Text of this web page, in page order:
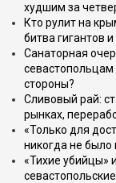
худшим за
Кто рулит на
битва гигантов
Санаторная
севастопольцам
стороны?
Сливовый рай:
рынках,
«Только для
никогда не было
«Тихие убийцы»